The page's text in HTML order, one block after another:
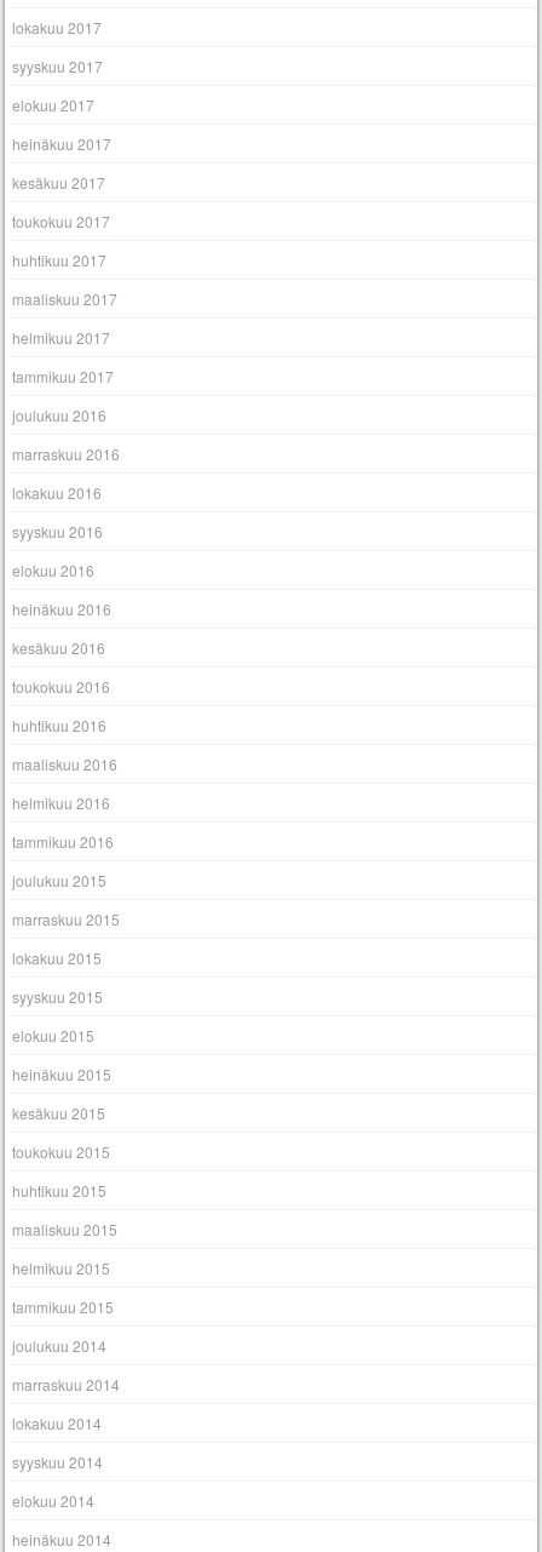
lokakuu 2017
syyskuu 2017
elokuu 2017
heinäkuu 2017
kesäkuu 2017
toukokuu 2017
huhtikuu 2017
maaliskuu 2017
helmikuu 2017
tammikuu 2017
joulukuu 2016
marraskuu 2016
lokakuu 2016
syyskuu 2016
elokuu 2016
heinäkuu 2016
kesäkuu 2016
toukokuu 2016
huhtikuu 2016
maaliskuu 2016
helmikuu 2016
tammikuu 2016
joulukuu 2015
marraskuu 2015
lokakuu 2015
syyskuu 2015
elokuu 2015
heinäkuu 2015
kesäkuu 2015
toukokuu 2015
huhtikuu 2015
maaliskuu 2015
helmikuu 2015
tammikuu 2015
joulukuu 2014
marraskuu 2014
lokakuu 2014
syyskuu 2014
elokuu 2014
heinäkuu 2014